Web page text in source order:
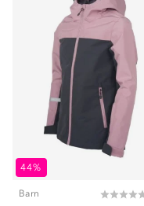
44%
Barn